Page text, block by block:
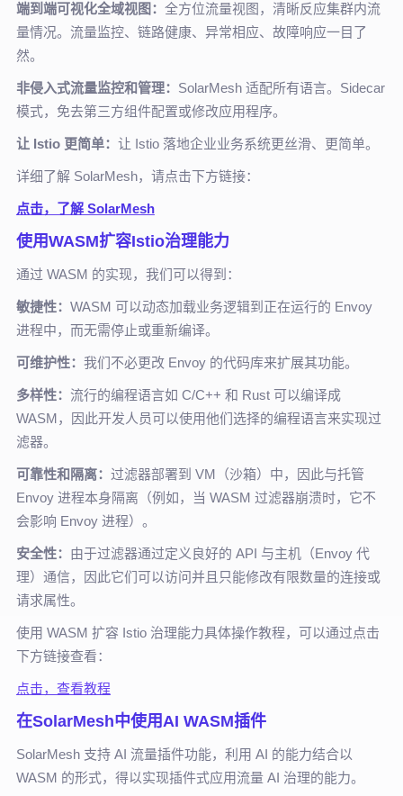
端到端可视化全域视图： 全方位流量视图，清晰反应集群内流
量情况。流量监控、链路健康、异常相应、故障响应一目了
然。
非侵入式流量监控和管理： SolarMesh 适配所有语言。Sidecar
模式，免去第三方组件配置或修改应用程序。
让 Istio 更简单： 让 Istio 落地企业业务系统更丝滑、更简单。
详细了解 SolarMesh，请点击下方链接：
点击，了解 SolarMesh
使用WASM扩容Istio治理能力
通过 WASM 的实现，我们可以得到：
敏捷性： WASM 可以动态加载业务逻辑到正在运行的 Envoy
进程中，而无需停止或重新编译。
可维护性： 我们不必更改 Envoy 的代码库来扩展其功能。
多样性： 流行的编程语言如 C/C++ 和 Rust 可以编译成
WASM，因此开发人员可以使用他们选择的编程语言来实现过
滤器。
可靠性和隔离： 过滤器部署到 VM（沙箱）中，因此与托管
Envoy 进程本身隔离（例如，当 WASM 过滤器崩溃时，它不
会影响 Envoy 进程）。
安全性： 由于过滤器通过定义良好的 API 与主机（Envoy 代
理）通信，因此它们可以访问并且只能修改有限数量的连接或
请求属性。
使用 WASM 扩容 Istio 治理能力具体操作教程，可以通过点击
下方链接查看：
点击，查看教程
在SolarMesh中使用AI WASM插件
SolarMesh 支持 AI 流量插件功能，利用 AI 的能力结合以
WASM 的形式，得以实现插件式应用流量 AI 治理的能力。